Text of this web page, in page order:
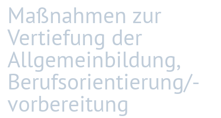
Maßnahmen zur
Vertiefung der
Allgemeinbildung,
Berufsorientierung/-
vorbereitung